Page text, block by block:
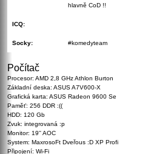
hlavně CoD !!
ICQ:
Socky: #komedyteam
Počítač
Procesor: AMD 2,8 GHz Athlon Burton
Základní deska: ASUS A7V600-X
Grafická karta: ASUS Radeon 9600 Se
Paměť: 256 DDR :((
HDD: 120 Gb
Zvuk: integrovaná :p
Monitor: 19'' AOC
System: MaxrosoFt Dveřous :D XP Profi
Připojení: Wi-Fi